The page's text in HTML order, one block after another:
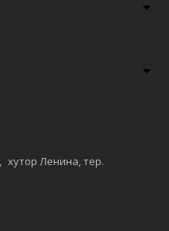
хутор Ленина, тер.